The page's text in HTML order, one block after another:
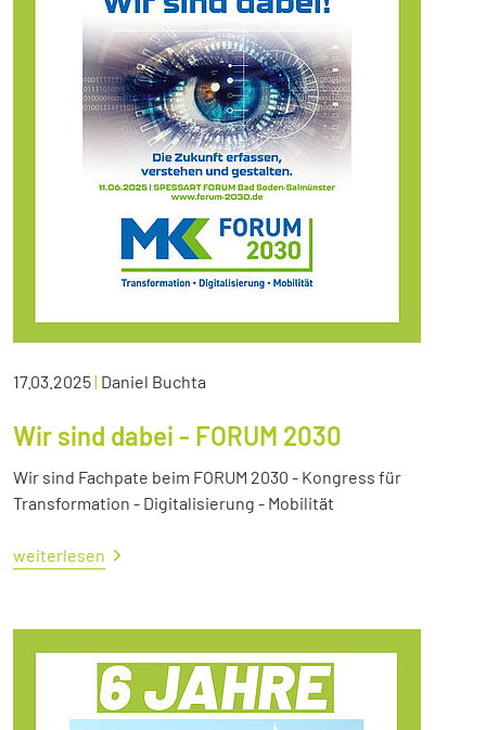
17.03.2025| Daniel Buchta
Wir sind dabei - FORUM 2030
Wir sind Fachpate beim FORUM 2030 - Kongress für
Transformation - Digitalisierung - Mobilität
weiterlesen